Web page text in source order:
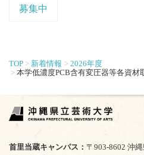
募集中
TOP 新着情報
2026年度
本学低濃度PCB含有変圧器等各資材取
首里当蔵キャンパス
〒903-8602 沖